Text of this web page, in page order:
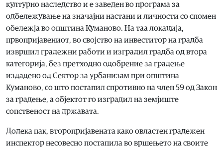
културно наследство и е заведен во програма за
одбележување на значајни настани и личности со спомен
обележја во општина Куманово. На таа локација,
првопријавениот, во својство на инвеститор на градба
извршил градежни работи и изградил градба од втора
категорија, без претходно одобрение за градење
издадено од Сектор за урбанизам при општина
Куманово, со што постапил спротивно на член 59 од Закон
за градење, а објектот го изградил на земјиште
сопственост на државата.
Додека пак, второпријавената како овластен градежен
инспектор несовесно постапила во вршењето на своите